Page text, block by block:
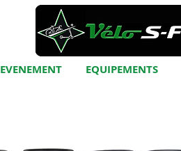
EVENEMENT EQUIPEMENTS